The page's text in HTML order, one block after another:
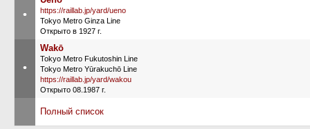
•
https://raillab.jp/yard/ueno
Tokyo Metro Ginza Line
Открыто в 1927 г.
•
Wakō
Tokyo Metro Fukutoshin Line
Tokyo Metro Yūrakuchō Line
https://raillab.jp/yard/wakou
Открыто 08.1987 г.
Полный список